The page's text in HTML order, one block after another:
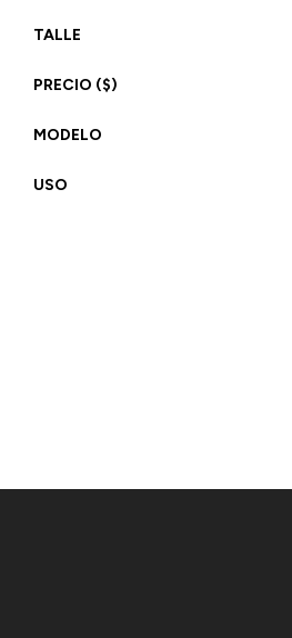
TALLE
PRECIO ($)
MODELO
USO